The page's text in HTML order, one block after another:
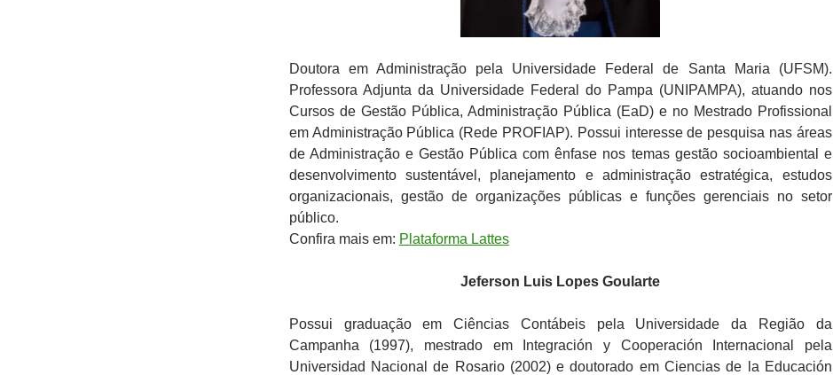
Doutora em Administração pela Universidade Federal de Santa Maria (UFSM).
Professora Adjunta da Universidade Federal do Pampa (UNIPAMPA), atuando nos
Cursos de Gestão Pública, Administração Pública (EaD) e no Mestrado Profissional
em Administração Pública (Rede PROFIAP). Possui interesse de pesquisa nas áreas
de Administração e Gestão Pública com ênfase nos temas gestão socioambiental e
desenvolvimento sustentável, planejamento e administração estratégica, estudos
organizacionais, gestão de organizações públicas e funções gerenciais no setor
público.
Confira mais em: Plataforma Lattes
Jeferson Luis Lopes Goularte
Possui graduação em Ciências Contábeis pela Universidade da Região da
Campanha (1997), mestrado em Integración y Cooperación Internacional pela
Universidad Nacional de Rosario (2002) e doutorado em Ciencias de la Educación